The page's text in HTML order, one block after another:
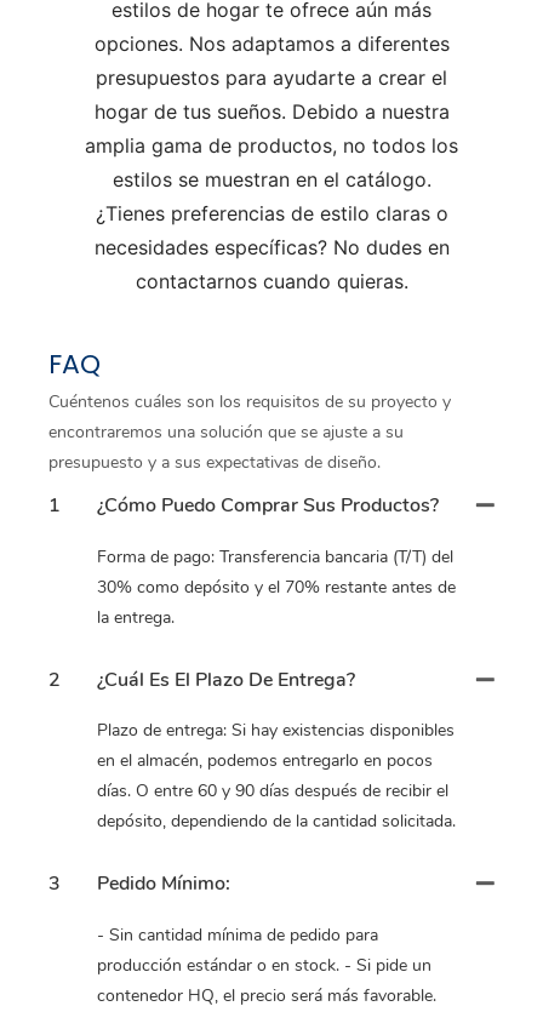
estilos de hogar te ofrece aún más
opciones. Nos adaptamos a diferentes
presupuestos para ayudarte a crear el
hogar de tus sueños. Debido a nuestra
amplia gama de productos, no todos los
estilos se muestran en el catálogo.
¿Tienes preferencias de estilo claras o
necesidades específicas? No dudes en
contactarnos cuando quieras.
FAQ
Cuéntenos cuáles son los requisitos de su proyecto y
encontraremos una solución que se ajuste a su
presupuesto y a sus expectativas de diseño.
1 ¿Cómo Puedo Comprar Sus Productos?
Forma de pago: Transferencia bancaria (T/T) del
30% como depósito y el 70% restante antes de
la entrega.
2 ¿Cuál Es El Plazo De Entrega?
Plazo de entrega: Si hay existencias disponibles
en el almacén, podemos entregarlo en pocos
días. O entre 60 y 90 días después de recibir el
depósito, dependiendo de la cantidad solicitada.
3 Pedido Mínimo:
- Sin cantidad mínima de pedido para
producción estándar o en stock. - Si pide un
contenedor HQ, el precio será más favorable.